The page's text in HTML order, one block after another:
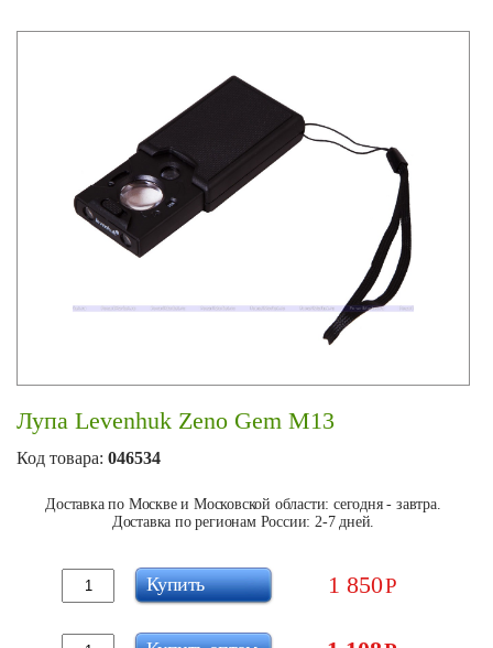
Лупа Levenhuk Zeno Gem M13
Код товара: 046534
Доставка по Москве и Московской области: сегодня - завтра.
Доставка по регионам России: 2-7 дней.
1 850Р
Купить